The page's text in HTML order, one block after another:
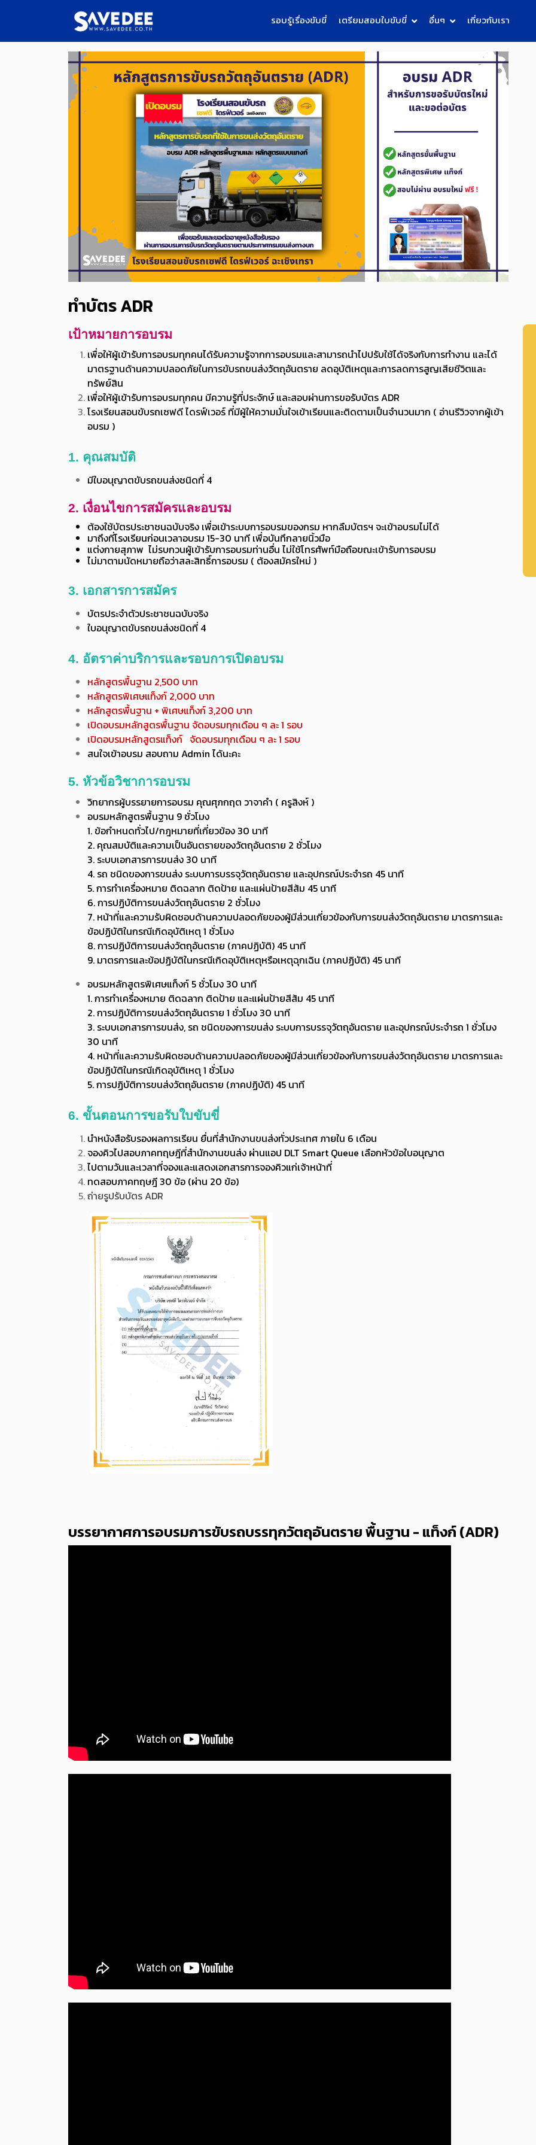
รอบรู้เรื่องขับขี่ เตรียมสอบใบขับขี่ อื่นๆ เกี่ยวกับเรา
ทำบัตร ADR
เป้าหมายการอบรม
เพื่อให้ผู้เข้ารับการอบรมทุกคนได้รับความรู้จากการอบรมและสามารถนำไปปรับใช้ได้จริงกับการทำงาน และได้
มาตรฐานด้านความปลอดภัยในการขับรถขนส่งวัตถุอันตราย ลดอุบัติเหตุและการลดการสูญเสียชีวิตและ
ทรัพย์สิน
เพื่อให้ผู้เข้ารับการอบรมทุกคน มีความรู้ที่ประจักษ์ และสอบผ่านการขอรับบัตร ADR
โรงเรียนสอนขับรถเซฟดี ไดรฟ์เวอร์ ที่มีผู้ให้ความมั่นใจเข้าเรียนและติดตามเป็นจำนวนมาก ( อ่านรีวิวจากผู้เข้า
อบรม )
1. คุณสมบัติ
มีใบอนุญาตขับรถขนส่งชนิดที่ 4
2. เงื่อนไขการสมัครและอบรม
ต้องใช้บัตรประชาชนฉบับจริง เพื่อเข้าระบบการอบรมของกรม หากลืมบัตรฯ จะเข้าอบรมไม่ได้
มาถึงที่โรงเรียนก่อนเวลาอบรม 15-30 นาที เพื่อบันทึกลายนิ้วมือ
แต่งกายสุภาพ ไม่รบกวนผู้เข้ารับการอบรมท่านอื่น ไม่ใช้โทรศัพท์มือถือขณะเข้ารับการอบรม
ไม่มาตามนัดหมายถือว่าสละสิทธิ์การอบรม ( ต้องสมัครใหม่ )
3. เอกสารการสมัคร
บัตรประจำตัวประชาชนฉบับจริง
ใบอนุญาตขับรถขนส่งชนิดที่ 4
4. อัตราค่าบริการและรอบการเปิดอบรม
หลักสูตรพื้นฐาน 2,500 บาท
หลักสูตรพิเศษแท็งก์ 2,000 บาท
หลักสูตรพื้นฐาน + พิเศษแท็งก์ 3,200 บาท
เปิดอบรมหลักสูตรพื้นฐาน จัดอบรมทุกเดือน ๆ ละ 1 รอบ
เปิดอบรมหลักสูตรแท็งก์ จัดอบรมทุกเดือน ๆ ละ 1 รอบ
สนใจเข้าอบรม สอบถาม Admin ได้นะคะ
5. หัวข้อวิชาการอบรม
วิทยากรผู้บรรยายการอบรม คุณศุภกฤต วาจาคำ ( ครูสิงห์ )
อบรมหลักสูตรพื้นฐาน 9 ชั่วโมง
1. ข้อกำหนดทั่วไป/กฎหมายที่เกี่ยวข้อง 30 นาที
2. คุณสมบัติและความเป็นอันตรายของวัตถุอันตราย 2 ชั่วโมง
3. ระบบเอกสารการขนส่ง 30 นาที
4. รถ ชนิดของการขนส่ง ระบบการบรรจุวัตถุอันตราย และอุปกรณ์ประจำรถ 45 นาที
5. การทำเครื่องหมาย ติดฉลาก ติดป้าย และแผ่นป้ายสีส้ม 45 นาที
6. การปฏิบัติการขนส่งวัตถุอันตราย 2 ชั่วโมง
7. หน้าที่และความรับผิดชอบด้านความปลอดภัยของผู้มีส่วนเกี่ยวข้องกับการขนส่งวัตถุอันตราย มาตรการและ
ข้อปฏิบัติในกรณีเกิดอุบัติเหตุ 1 ชั่วโมง
8. การปฏิบัติการขนส่งวัตถุอันตราย (ภาคปฏิบัติ) 45 นาที
9. มาตรการและข้อปฏิบัติในกรณีเกิดอุบัติเหตุหรือเหตุฉุกเฉิน (ภาคปฏิบัติ) 45 นาที
อบรมหลักสูตรพิเศษแท็งก์ 5 ชั่วโมง 30 นาที
1. การทำเครื่องหมาย ติดฉลาก ติดป้าย และแผ่นป้ายสีส้ม 45 นาที
2. การปฏิบัติการขนส่งวัตถุอันตราย 1 ชั่วโมง 30 นาที
3. ระบบเอกสารการขนส่ง, รถ ชนิดของการขนส่ง ระบบการบรรจุวัตถุอันตราย และอุปกรณ์ประจำรถ 1 ชั่วโมง
30 นาที
4. หน้าที่และความรับผิดชอบด้านความปลอดภัยของผู้มีส่วนเกี่ยวข้องกับการขนส่งวัตถุอันตราย มาตรการและ
ข้อปฏิบัติในกรณีเกิดอุบัติเหตุ 1 ชั่วโมง
5. การปฏิบัติการขนส่งวัตถุอันตราย (ภาคปฏิบัติ) 45 นาที
6. ขั้นตอนการขอรับใบขับขี่
นำหนังสือรับรองผลการเรียน ยื่นที่สำนักงานขนส่งทั่วประเทศ ภายใน 6 เดือน
จองคิวไปสอบภาคทฤษฎีที่สำนักงานขนส่ง ผ่านแอป DLT Smart Queue เลือกหัวข้อใบอนุญาต
ไปตามวันและเวลาที่จองและแสดงเอกสารการจองคิวแก่เจ้าหน้าที่
ทดสอบภาคทฤษฎี 30 ข้อ (ผ่าน 20 ข้อ)
ถ่ายรูปรับบัตร ADR
บรรยากาศการอบรมการขับรถบรรทุกวัตถุอันตราย พื้นฐาน - แท็งก์ (ADR)